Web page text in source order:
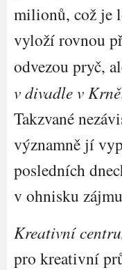
milionů, což je
vyloží rovnou
odvezou pryč,
v divadle v Krně
Takzvané
významně jí
posledních
v ohnisku
Kreativní
pro kreativní